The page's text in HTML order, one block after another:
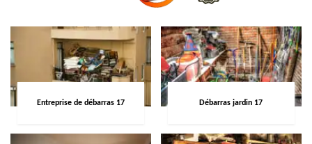
Entreprise de débarras 17 Débarras jardin 17